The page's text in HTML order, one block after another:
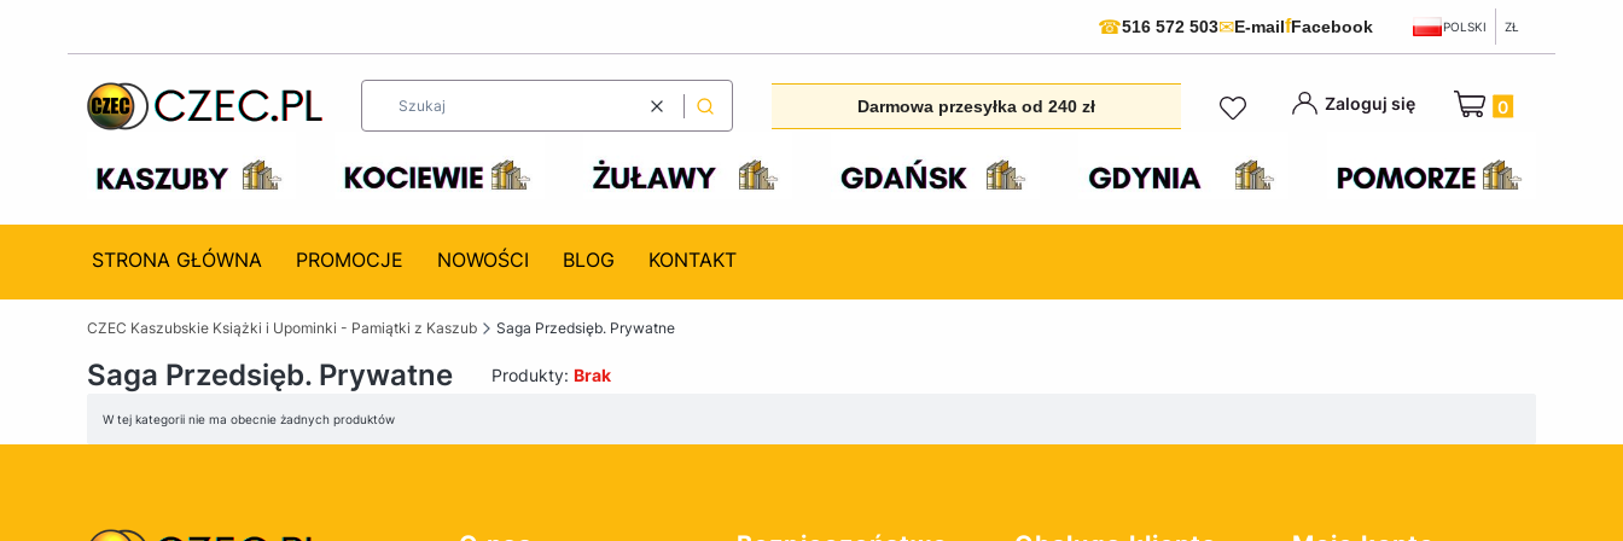
☎516 572 503✉E-mailfFacebook POLSKI ZŁ
WyczyśćSzukaj Darmowa przesyłka od 240 zł Zaloguj się Produkty w
STRONA GŁÓWNA PROMOCJE NOWOŚCI BLOG KONTAKT
CZEC Kaszubskie Książki i Upominki - Pamiątki z Kaszub Saga Przedsięb. Prywatne
Saga Przedsięb. Prywatne Produkty: Brak
Lista produktów
W tej kategorii nie ma obecnie żadnych produktów